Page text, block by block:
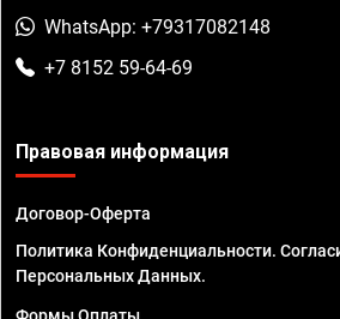
WhatsApp: +79317082148
+7 8152 59-64-69
Правовая информация
Договор-Оферта
Политика Конфиденциальности.
Персональных Данных.